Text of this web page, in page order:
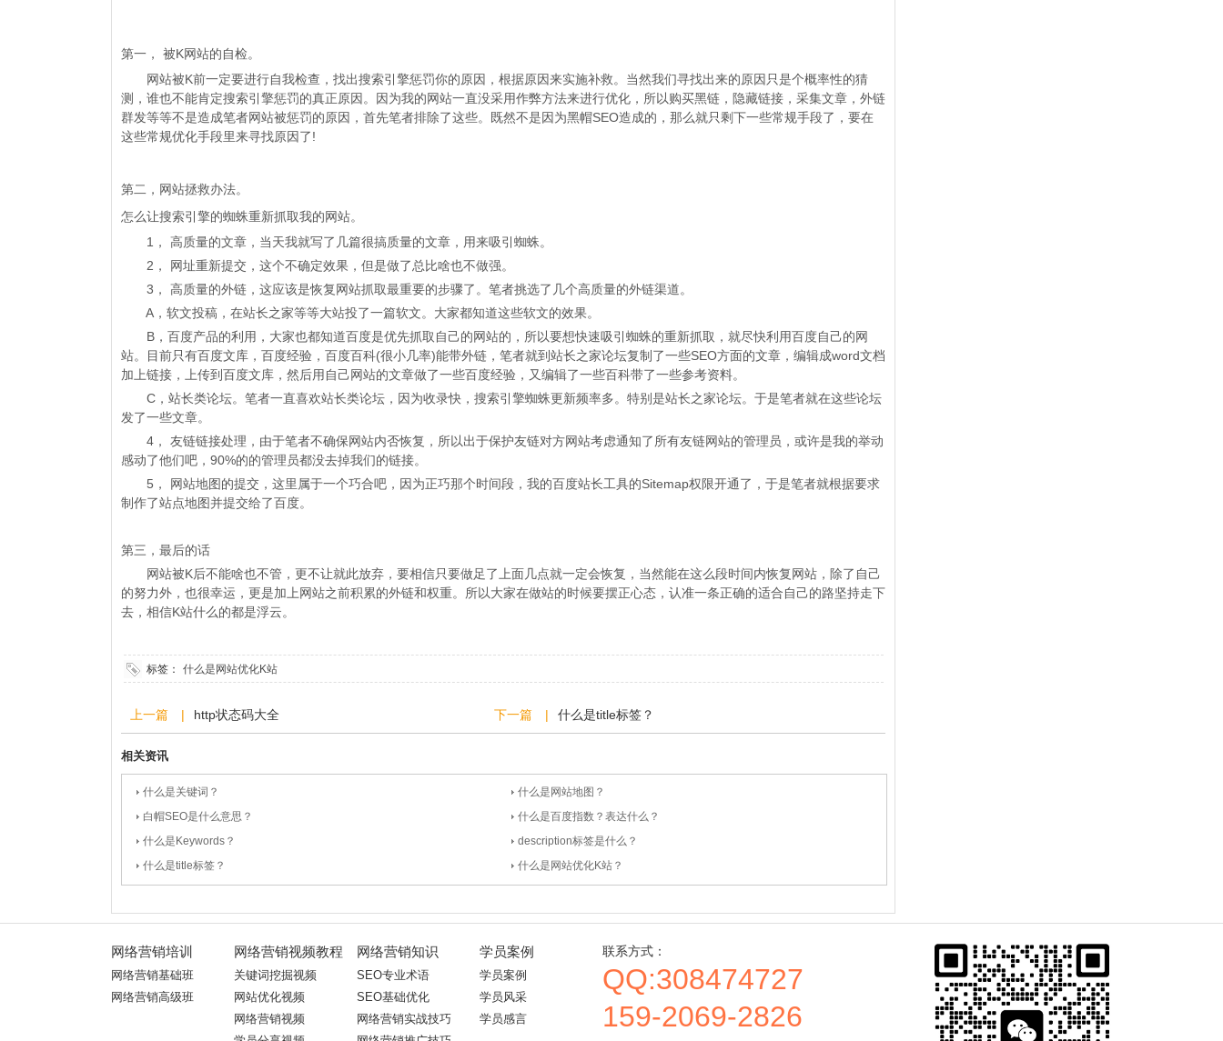
第一， 被K网站的自检。
网站被K前一定要进行自我检查，找出搜索引擎惩罚你的原因，根据原因来实施补救。当然我们寻找出来的原因只是个概率性的猜
测，谁也不能肯定搜索引擎惩罚的真正原因。因为我的网站一直没采用作弊方法来进行优化，所以购买黑链，隐藏链接，采集文章，外链
群发等等不是造成笔者网站被惩罚的原因，首先笔者排除了这些。既然不是因为黑帽SEO造成的，那么就只剩下一些常规手段了，要在
这些常规优化手段里来寻找原因了!
第二，网站拯救办法。
怎么让搜索引擎的蜘蛛重新抓取我的网站。
1， 高质量的文章，当天我就写了几篇很搞质量的文章，用来吸引蜘蛛。
2， 网址重新提交，这个不确定效果，但是做了总比啥也不做强。
3， 高质量的外链，这应该是恢复网站抓取最重要的步骤了。笔者挑选了几个高质量的外链渠道。
A，软文投稿，在站长之家等等大站投了一篇软文。大家都知道这些软文的效果。
B，百度产品的利用，大家也都知道百度是优先抓取自己的网站的，所以要想快速吸引蜘蛛的重新抓取，就尽快利用百度自己的网
站。目前只有百度文库，百度经验，百度百科(很小几率)能带外链，笔者就到站长之家论坛复制了一些SEO方面的文章，编辑成word文档
加上链接，上传到百度文库，然后用自己网站的文章做了一些百度经验，又编辑了一些百科带了一些参考资料。
C，站长类论坛。笔者一直喜欢站长类论坛，因为收录快，搜索引擎蜘蛛更新频率多。特别是站长之家论坛。于是笔者就在这些论坛
发了一些文章。
4， 友链链接处理，由于笔者不确保网站内否恢复，所以出于保护友链对方网站考虑通知了所有友链网站的管理员，或许是我的举动
感动了他们吧，90%的的管理员都没去掉我们的链接。
5， 网站地图的提交，这里属于一个巧合吧，因为正巧那个时间段，我的百度站长工具的Sitemap权限开通了，于是笔者就根据要求
制作了站点地图并提交给了百度。
第三，最后的话
网站被K后不能啥也不管，更不让就此放弃，要相信只要做足了上面几点就一定会恢复，当然能在这么段时间内恢复网站，除了自己
的努力外，也很幸运，更是加上网站之前积累的外链和权重。所以大家在做站的时候要摆正心态，认准一条正确的适合自己的路坚持走下
去，相信K站什么的都是浮云。
标签： 什么是网站优化K站
下一篇 | 什么是title标签？
上一篇 | http状态码大全
相关资讯
什么是关键词？
什么是网站地图？
白帽SEO是什么意思？
什么是百度指数？表达什么？
什么是Keywords？
description标签是什么？
什么是title标签？
什么是网站优化K站？
网络营销培训
网络营销基础班
网络营销高级班
网络营销视频教程
关键词挖掘视频
网站优化视频
网络营销视频
网络营销知识
SEO专业术语
SEO基础优化
网络营销实战技巧
学员案例
学员案例
学员风采
学员感言
联系方式：
QQ:308474727
159-2069-2826